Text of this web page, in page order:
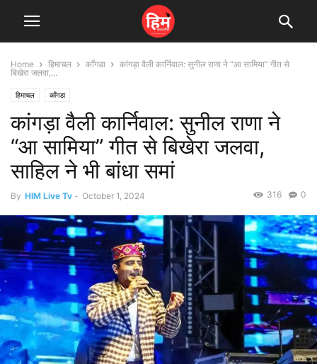
Home हिमाचल काँगडा
कांगड़ा वैली कार्निवाल: सुनील राणा ने “आ सामिया” गीत से
बिखेरा जलवा,...
हिमाचल काँगडा
कांगड़ा वैली कार्निवाल: सुनील राणा ने
“आ सामिया” गीत से बिखेरा जलवा,
साहिल ने भी बांधा समां
By HIM Live Tv - October 1, 2024 0
316